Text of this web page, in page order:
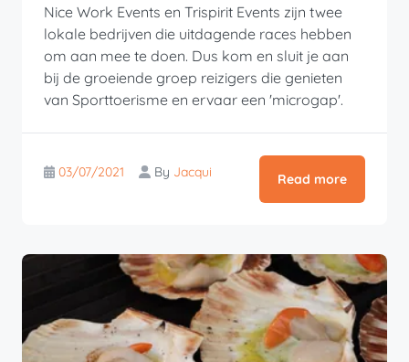
Nice Work Events en Trispirit Events zijn twee
lokale bedrijven die uitdagende races hebben
om aan mee te doen. Dus kom en sluit je aan
bij de groeiende groep reizigers die genieten
van Sporttoerisme en ervaar een 'microgap'.
03/07/2021 By Jacqui Read more